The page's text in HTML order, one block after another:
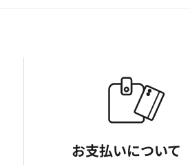
お支払いについて